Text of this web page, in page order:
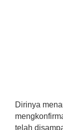
Dirinya
telah